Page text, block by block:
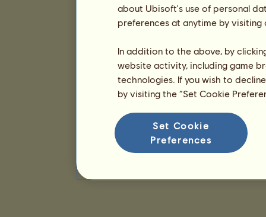
about Ubisoft's use of personal
preferences at anytime by
In addition to the above, by
website activity, including game
technologies. If you wish to
by visiting the “Set Cookie
Set Cookie
Preferences